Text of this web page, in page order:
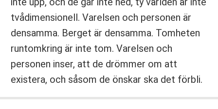
tvådimensionell. Varelsen och personen är
densamma. Berget är densamma. Tomheten
runtomkring är inte tom. Varelsen och
personen inser, att de drömmer om att
existera, och såsom de önskar ska det förbli.